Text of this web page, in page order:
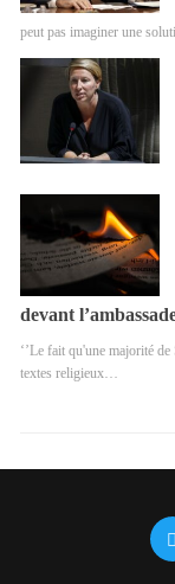
peut pas imaginer une
devant
‘’Le fait qu'une majorité
textes religieux…